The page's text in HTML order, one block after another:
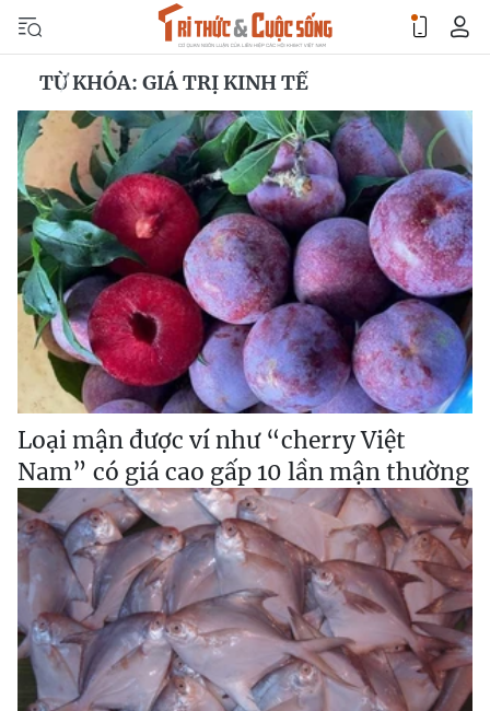
TỪ KHÓA: GIÁ TRỊ KINH TẾ
Loại mận được ví như “cherry Việt
Nam” có giá cao gấp 10 lần mận thường